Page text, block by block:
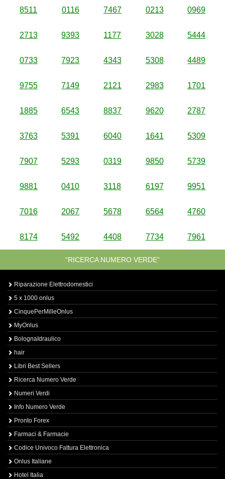
8511 0116 7467 0213 0969
2713 9393 1177 3028 5444
0733 7923 4343 5308 4489
9755 7149 2121 2983 1701
1885 6543 8837 9620 2787
3763 5391 6040 1641 5309
7907 5293 0319 9850 5739
9881 0410 3118 6197 9951
7016 2067 5678 6564 4760
8174 5492 4408 7734 7961
“RICERCA NUMERO VERDE”
Riparazione Elettrodomestici
5 x 1000 onlus
CinquePerMilleOnlus
MyOnlus
BolognaIdraulico
hair
Libri Best Sellers
Ricerca Numero Verde
Numeri Verdi
Info Numero Verde
Pronto Forex
Farmaci & Farmacie
Codice Univoco Fattura Elettronica
Onlus Italiane
Hotel Italia